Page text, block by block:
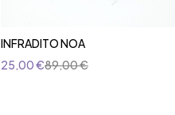
INFRADITO NOA
89,00€
25,00€